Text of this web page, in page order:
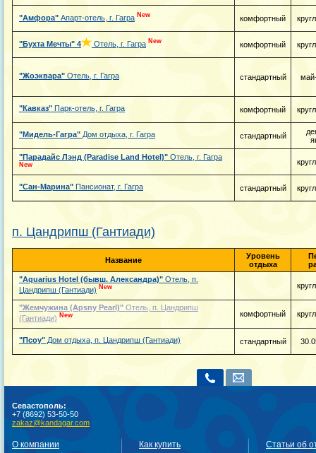
"Амфора" Апарт-отель, г. Гагра New комфортный
"Бухта Мечты" 4 Отель, г. Гагра New комфортный
"Жоэквара" Отель, г. Гагра стандартный
"Кавказ" Парк-отель, г. Гагра комфортный
"Мидель-Гагра" Дом отдыха, г. Гагра стандартный
"Парадайс Лэнд (Paradise Land Hotel)" Отель, г. Гагра
New
"Сан-Марина" Пансионат, г. Гагра стандартный
п. Цандрипш (Гантиади)
Название
Уровень
отдыха
"Aquarius Hotel (бывш. Александра)" Отель, п.
Цандрипш (Гантиади) New
"Жемчужина (Apsny Pearl)" Отель, п. Цандрипш
(Гантиади) New комфортный
"Псоу" Дом отдыха, п. Цандрипш (Гантиади) стандартный
Севастополь:
+7 (8692) 53-50-50
zakaz@kandagar.com
О компании
Как купить
Статьи об